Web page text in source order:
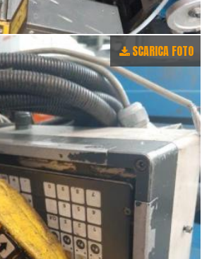
SCARICA FOTO